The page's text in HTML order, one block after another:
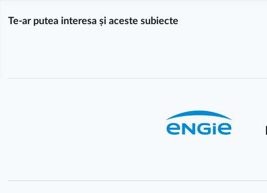
Te-ar putea interesa și aceste subiecte